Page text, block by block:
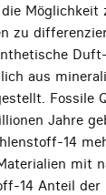
Möglichkeit
zu
aus
Fossile
Jahre
14
mit
14 Anteil